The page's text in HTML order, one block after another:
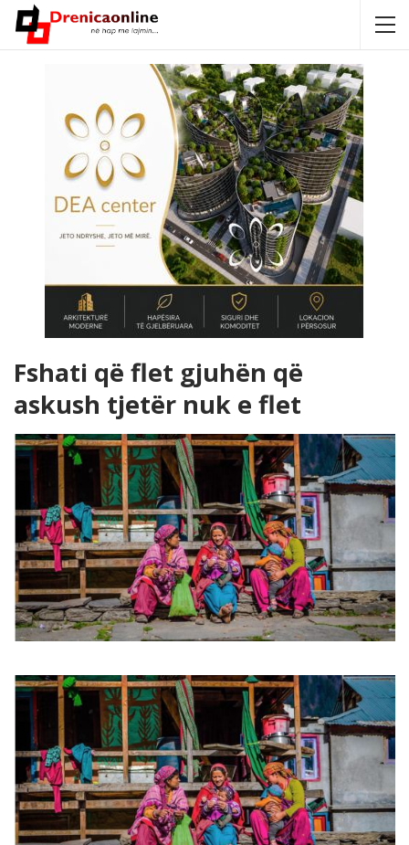
Fshati që flet gjuhën që
askush tjetër nuk e flet